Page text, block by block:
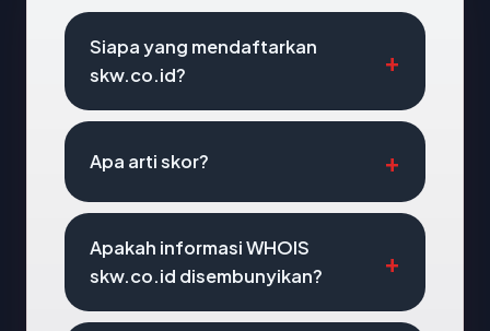
Siapa yang mendaftarkan
skw.co.id?
Apa arti skor?
Apakah informasi WHOIS
skw.co.id disembunyikan?